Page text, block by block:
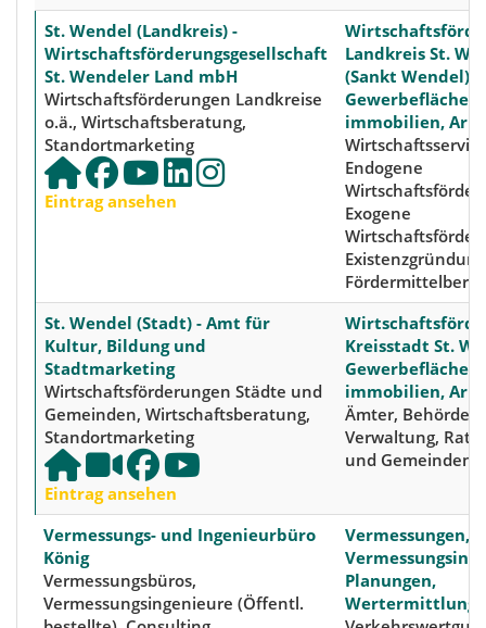
St. Wendel (Landkreis) -
Wirtschaftsförderungsgesellschaft
St. Wendeler Land mbH
Wirtschaftsförderungen Landkreise
o.ä., Wirtschaftsberatung,
Standortmarketing
Eintrag ansehen
Landkreis St.
(Sankt Wendel),
Gewerbeflächen
immobilien,
Endogene
Exogene
St. Wendel (Stadt) - Amt für
Kultur, Bildung und
Stadtmarketing
Wirtschaftsförderungen Städte und
Gemeinden, Wirtschaftsberatung,
Standortmarketing
Eintrag ansehen
Kreisstadt St.
Gewerbeflächen
immobilien,
Ämter, Behörden,
Verwaltung,
und Gemeinden
Vermessungs- und Ingenieurbüro
König
Vermessungsbüros,
Vermessungsingenieure (Öffentl.
Vermessungen,
Planungen,